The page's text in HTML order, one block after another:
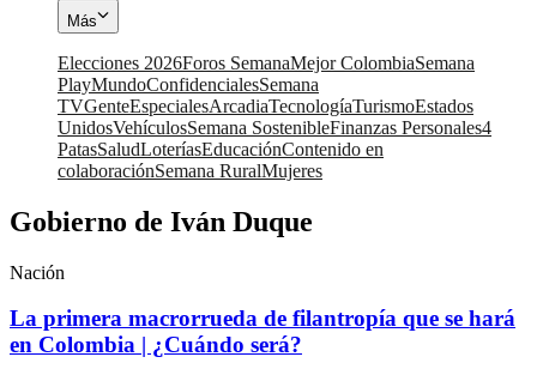
Más
Elecciones 2026Foros SemanaMejor ColombiaSemana
PlayMundoConfidencialesSemana
TVGenteEspecialesArcadiaTecnologíaTurismoEstados
UnidosVehículosSemana SostenibleFinanzas Personales4
PatasSaludLoteríasEducaciónContenido en
colaboraciónSemana RuralMujeres
Gobierno de Iván Duque
Nación
La primera macrorrueda de filantropía que se hará
en Colombia | ¿Cuándo será?